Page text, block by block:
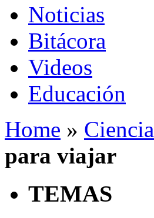
Noticias
Bitácora
Videos
Educación
Home » Ciencia
para viajar
TEMAS